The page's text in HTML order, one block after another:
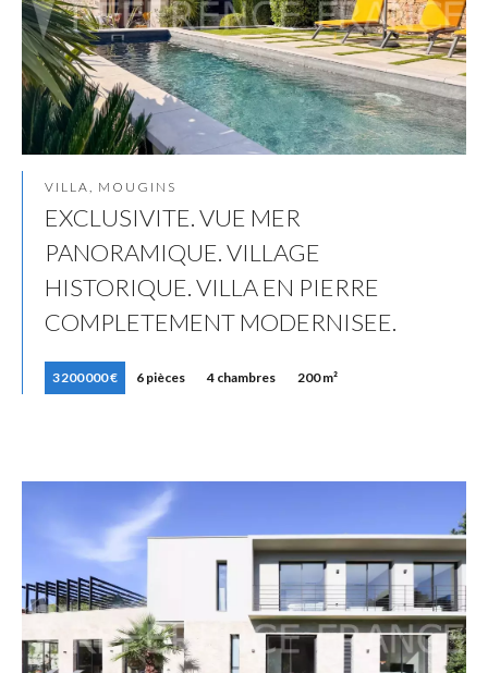
VILLA, MOUGINS
EXCLUSIVITE. VUE MER
PANORAMIQUE. VILLAGE
HISTORIQUE. VILLA EN PIERRE
COMPLETEMENT MODERNISEE.
3 200 000 € 6 pièces 4 chambres 200 m²